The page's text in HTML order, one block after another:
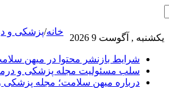
یکشنبه , آگوست 9 2026
شرایط بازنشر محتوا در میهن
سلب مسئولیت مجله پزشکی و
درباره میهن سلامت؛ مجله
خانه/پزشکی و